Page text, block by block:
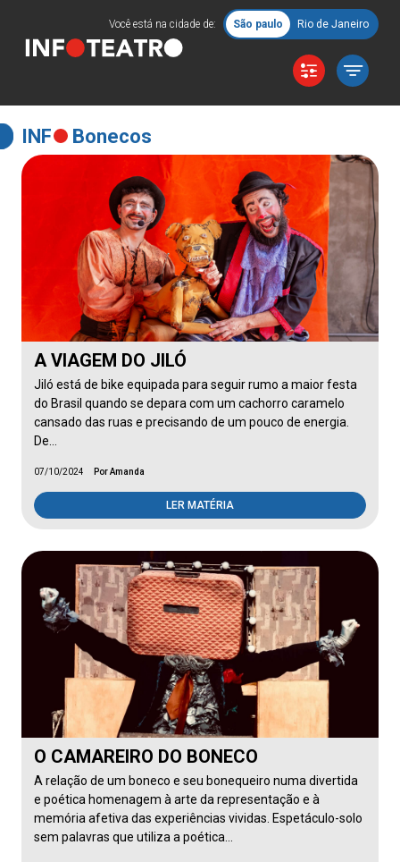
Você está na cidade de: São paulo Rio de Janeiro
INF Bonecos
A VIAGEM DO JILÓ
Jiló está de bike equipada para seguir rumo a maior festa
do Brasil quando se depara com um cachorro caramelo
cansado das ruas e precisando de um pouco de energia.
De…
07/10/2024 Por Amanda
LER MATÉRIA
O CAMAREIRO DO BONECO
A relação de um boneco e seu bonequeiro numa divertida
e poética homenagem à arte da representação e à
memória afetiva das experiências vividas. Espetáculo-solo
sem palavras que utiliza a poética…